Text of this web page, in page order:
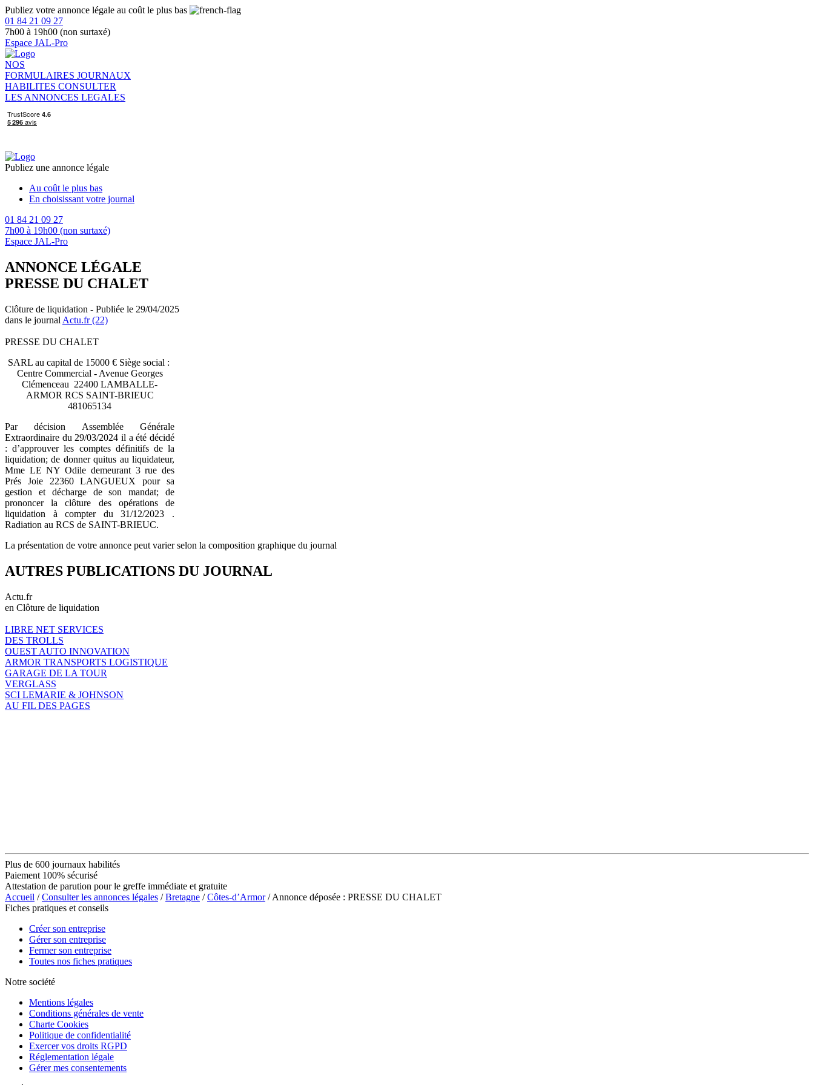
Publiez votre annonce légale au coût le plus bas
01 84 21 09 27
7h00 à 19h00 (non surtaxé)
Espace JAL-Pro
NOS
FORMULAIRES JOURNAUX
HABILITES CONSULTER
LES ANNONCES LEGALES
Publiez une annonce légale
Au coût le plus bas
En choisissant votre journal
01 84 21 09 27
7h00 à 19h00 (non surtaxé)
Espace JAL-Pro
ANNONCE LÉGALE
PRESSE DU CHALET
Clôture de liquidation - Publiée le 29/04/2025
dans le journal Actu.fr (22)
PRESSE DU CHALET
SARL au capital de 15000 € Siège social :
Centre Commercial - Avenue Georges
Clémenceau 22400 LAMBALLE-
ARMOR RCS SAINT-BRIEUC
481065134
Par décision Assemblée Générale
Extraordinaire du 29/03/2024 il a été décidé
: d’approuver les comptes définitifs de la
liquidation; de donner quitus au liquidateur,
Mme LE NY Odile demeurant 3 rue des
Prés Joie 22360 LANGUEUX pour sa
gestion et décharge de son mandat; de
prononcer la clôture des opérations de
liquidation à compter du 31/12/2023 .
Radiation au RCS de SAINT-BRIEUC.
La présentation de votre annonce peut varier selon la composition graphique du journal
AUTRES PUBLICATIONS DU JOURNAL
Actu.fr
en Clôture de liquidation
LIBRE NET SERVICES
DES TROLLS
OUEST AUTO INNOVATION
ARMOR TRANSPORTS LOGISTIQUE
GARAGE DE LA TOUR
VERGLASS
SCI LEMARIE & JOHNSON
AU FIL DES PAGES
Plus de 600 journaux habilités
Paiement 100% sécurisé
Attestation de parution pour le greffe immédiate et gratuite
Accueil /Consulter les annonces légales /Bretagne /Côtes-d’Armor/ Annonce déposée : PRESSE DU CHALET
Fiches pratiques et conseils
Créer son entreprise
Gérer son entreprise
Fermer son entreprise
Toutes nos fiches pratiques
Notre société
Mentions légales
Conditions générales de vente
Charte Cookies
Politique de confidentialité
Exercer vos droits RGPD
Réglementation légale
Gérer mes consentements